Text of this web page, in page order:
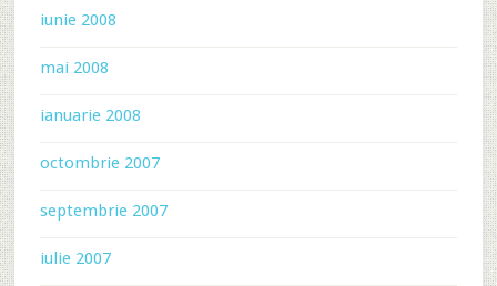
iunie 2008
mai 2008
ianuarie 2008
octombrie 2007
septembrie 2007
iulie 2007